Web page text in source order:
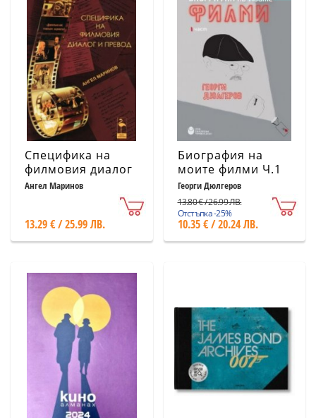
Специфика на
филмовия диалог
и превод
Ангел Маринов
13.29 € / 25.99 ЛВ.
Биография на
моите филми Ч.1
Георги Дюлгеров
13.80 € / 26.99 ЛВ.
Отстъпка -25%
10.35 € / 20.24 ЛВ.